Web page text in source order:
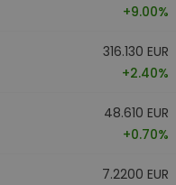
+9.00%
316.130 EUR
+2.40%
48.610 EUR
+0.70%
7.2200 EUR